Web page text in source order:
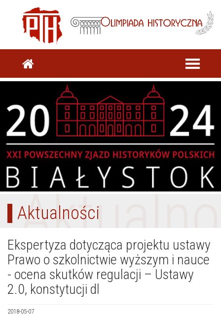
Aktualności
Ekspertyza dotycząca projektu ustawy
Prawo o szkolnictwie wyższym i nauce
- ocena skutków regulacji – Ustawy
2.0, konstytucji dl
2018-05-07